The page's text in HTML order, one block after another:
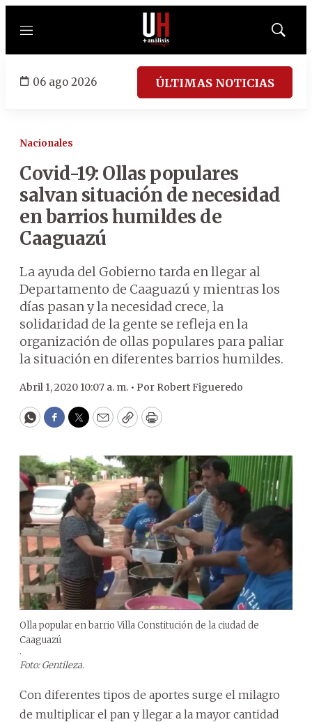
Menú
Mostrar
06 ago 2026 ÚLTIMAS NOTICIAS
Nacionales
Covid-19: Ollas populares
salvan situación de necesidad
en barrios humildes de
Caaguazú
La ayuda del Gobierno tarda en llegar al
Departamento de Caaguazú y mientras los
días pasan y la necesidad crece, la
solidaridad de la gente se refleja en la
organización de ollas populares para paliar
la situación en diferentes barrios humildes.
Abril 1, 2020 10:07 a. m. • Por Robert Figueredo
WhatsApp
Facebook
Twitter
EmailCopyPrint
Olla popular en barrio Villa Constitución de la ciudad de
Caaguazú
.
Foto: Gentileza.
Con diferentes tipos de aportes surge el milagro
de multiplicar el pan y llegar a la mayor cantidad